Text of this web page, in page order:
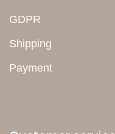
GDPR
Shipping
Payment